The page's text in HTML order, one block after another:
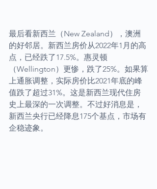
最后看新西兰（New Zealand），澳洲
的好邻居。新西兰房价从2022年1月的高
点，已经跌了17.5%。惠灵顿
（Wellington）更惨，跌了25%。如果算
上通胀调整，实际房价比2021年底的峰
值跌了超过31%。这是新西兰现代住房
史上最深的一次调整。不过好消息是，
新西兰央行已经降息175个基点，市场有
企稳迹象。